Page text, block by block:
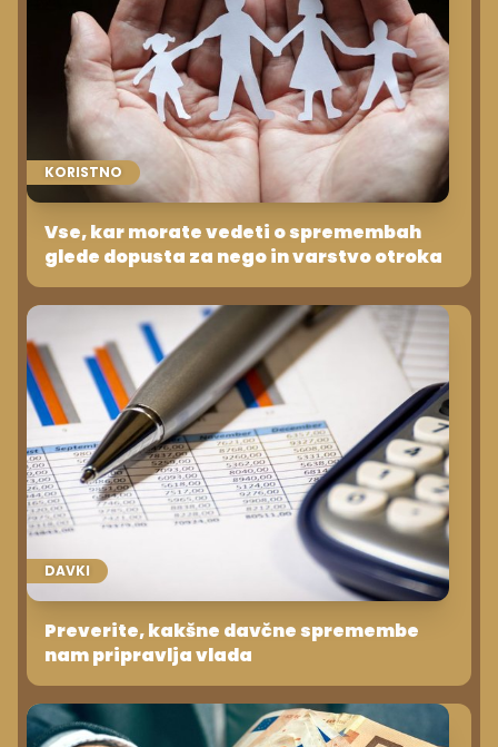
KORISTNO
Vse, kar morate vedeti o spremembah
glede dopusta za nego in varstvo otroka
DAVKI
Preverite, kakšne davčne spremembe
nam pripravlja vlada